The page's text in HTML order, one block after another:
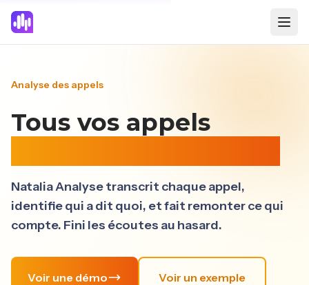
Analyse des appels
Tous vos appels
Natalia Analyse transcrit chaque appel,
identifie qui a dit quoi, et fait remonter ce qui
compte. Fini les écoutes au hasard.
Voir une démo Voir un exemple